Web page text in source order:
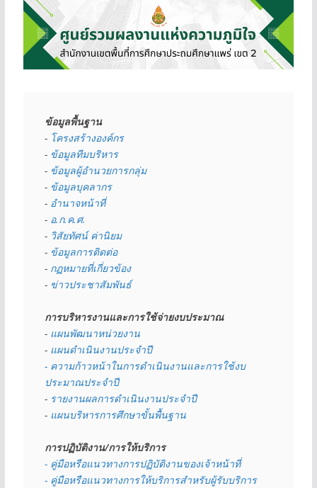
ข้อมูลพื้นฐาน
- โครงสร้างองค์กร
- ข้อมูลทีมบริหาร
- ข้อมูลผู้อำนวยการกลุ่ม
- ข้อมูลบุคลากร
- อำนาจหน้าที่
- อ.ก.ค.ศ.
- วิสัยทัศน์ ค่านิยม
- ข้อมูลการติดต่อ
- กฏหมายที่เกี่ยวข้อง
- ข่าวประชาสัมพันธ์
การบริหารงานและการใช้จ่ายงบประมาณ
- แผนพัฒนาหน่วยงาน
- แผนดำเนินงานประจำปี
- ความก้าวหน้าในการดำเนินงานและการใช้งบ
ประมาณประจำปี
- รายงานผลการดำเนินงานประจำปี
- แผนบริหารการศึกษาขั้นพื้นฐาน
การปฏิบัติงาน/การให้บริการ
- คู่มือหรือแนวทางการปฏิบัติงานของเจ้าหน้าที่
- คู่มือหรือแนวทางการให้บริการสำหรับผู้รับบริการ